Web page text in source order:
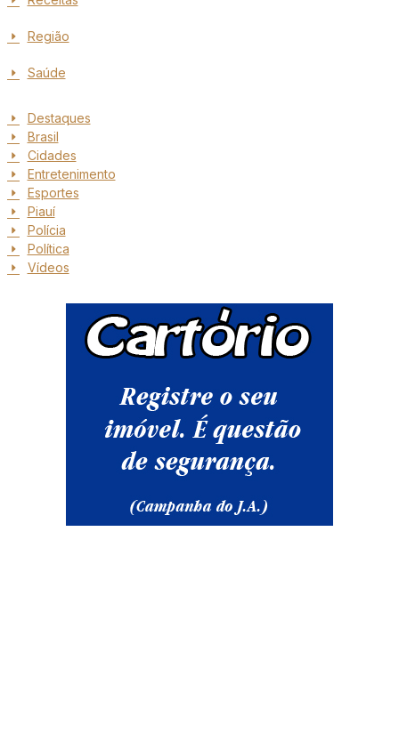
Região
Saúde
Destaques
Brasil
Cidades
Entretenimento
Esportes
Piauí
Polícia
Política
Vídeos